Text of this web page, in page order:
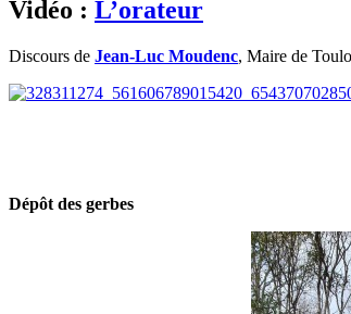
Vidéo : L’orateur
Discours de Jean-Luc Moudenc, Maire de
Dépôt des gerbes